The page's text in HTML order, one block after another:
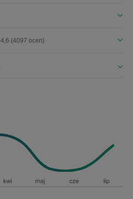
4,6 (4097 ocen)